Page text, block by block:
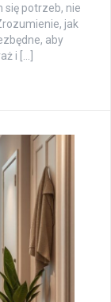
się potrzeb, nie
jak
aby
i […]